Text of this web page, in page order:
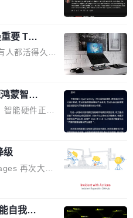
，同时实现
米，属于同
电源产品。小
8763亿美
——品牌对专
但市场扩容
。2026年Top
这个离消费
的权重显著变
规模转向深
...
斥着大量过
Keller Jorda
在说风凉
很少公开捅
软化声明：
在过度宣传
筛选出那些
部分都是过
不是所有论文
最有问题。
一位 ICLR 2
要 Top
人都活得久。
是出自 Hieu
谁？他是 xAI
础设施团队
子，列出了他
项目。 第一
但 FA2 是他
处，刚好能
恶的" Hopp
适配。 更关
蒙智能
智能硬件正从
化发展。作
，为不同类
关键支撑，
增长打开新
件开发者日
Develope
级
再次大规
过 5 小时，
因调度层故
review、C
自我改